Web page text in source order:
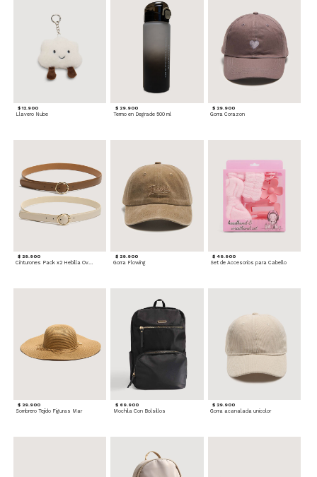
$ 12.900
Llavero Nube
$ 29.900
Termo en Degrade 500 ml
$ 29.900
Gorra Corazon
$ 29.900
Cinturones Pack x2 Hebilla Ovalada
$ 29.900
Gorra Flowing
$ 49.900
Set de Accesorios para Cabello
$ 39.900
Sombrero Tejido Figuras Mar
$ 69.900
Mochila Con Bolsillos
$ 29.900
Gorra acanalada unicolor